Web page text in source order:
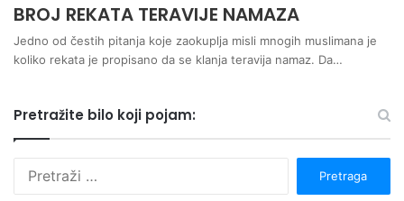
BROJ REKATA TERAVIJE NAMAZA
Jedno od čestih pitanja koje zaokuplja misli mnogih muslimana je
koliko rekata je propisano da se klanja teravija namaz. Da…
Pretražite bilo koji pojam: